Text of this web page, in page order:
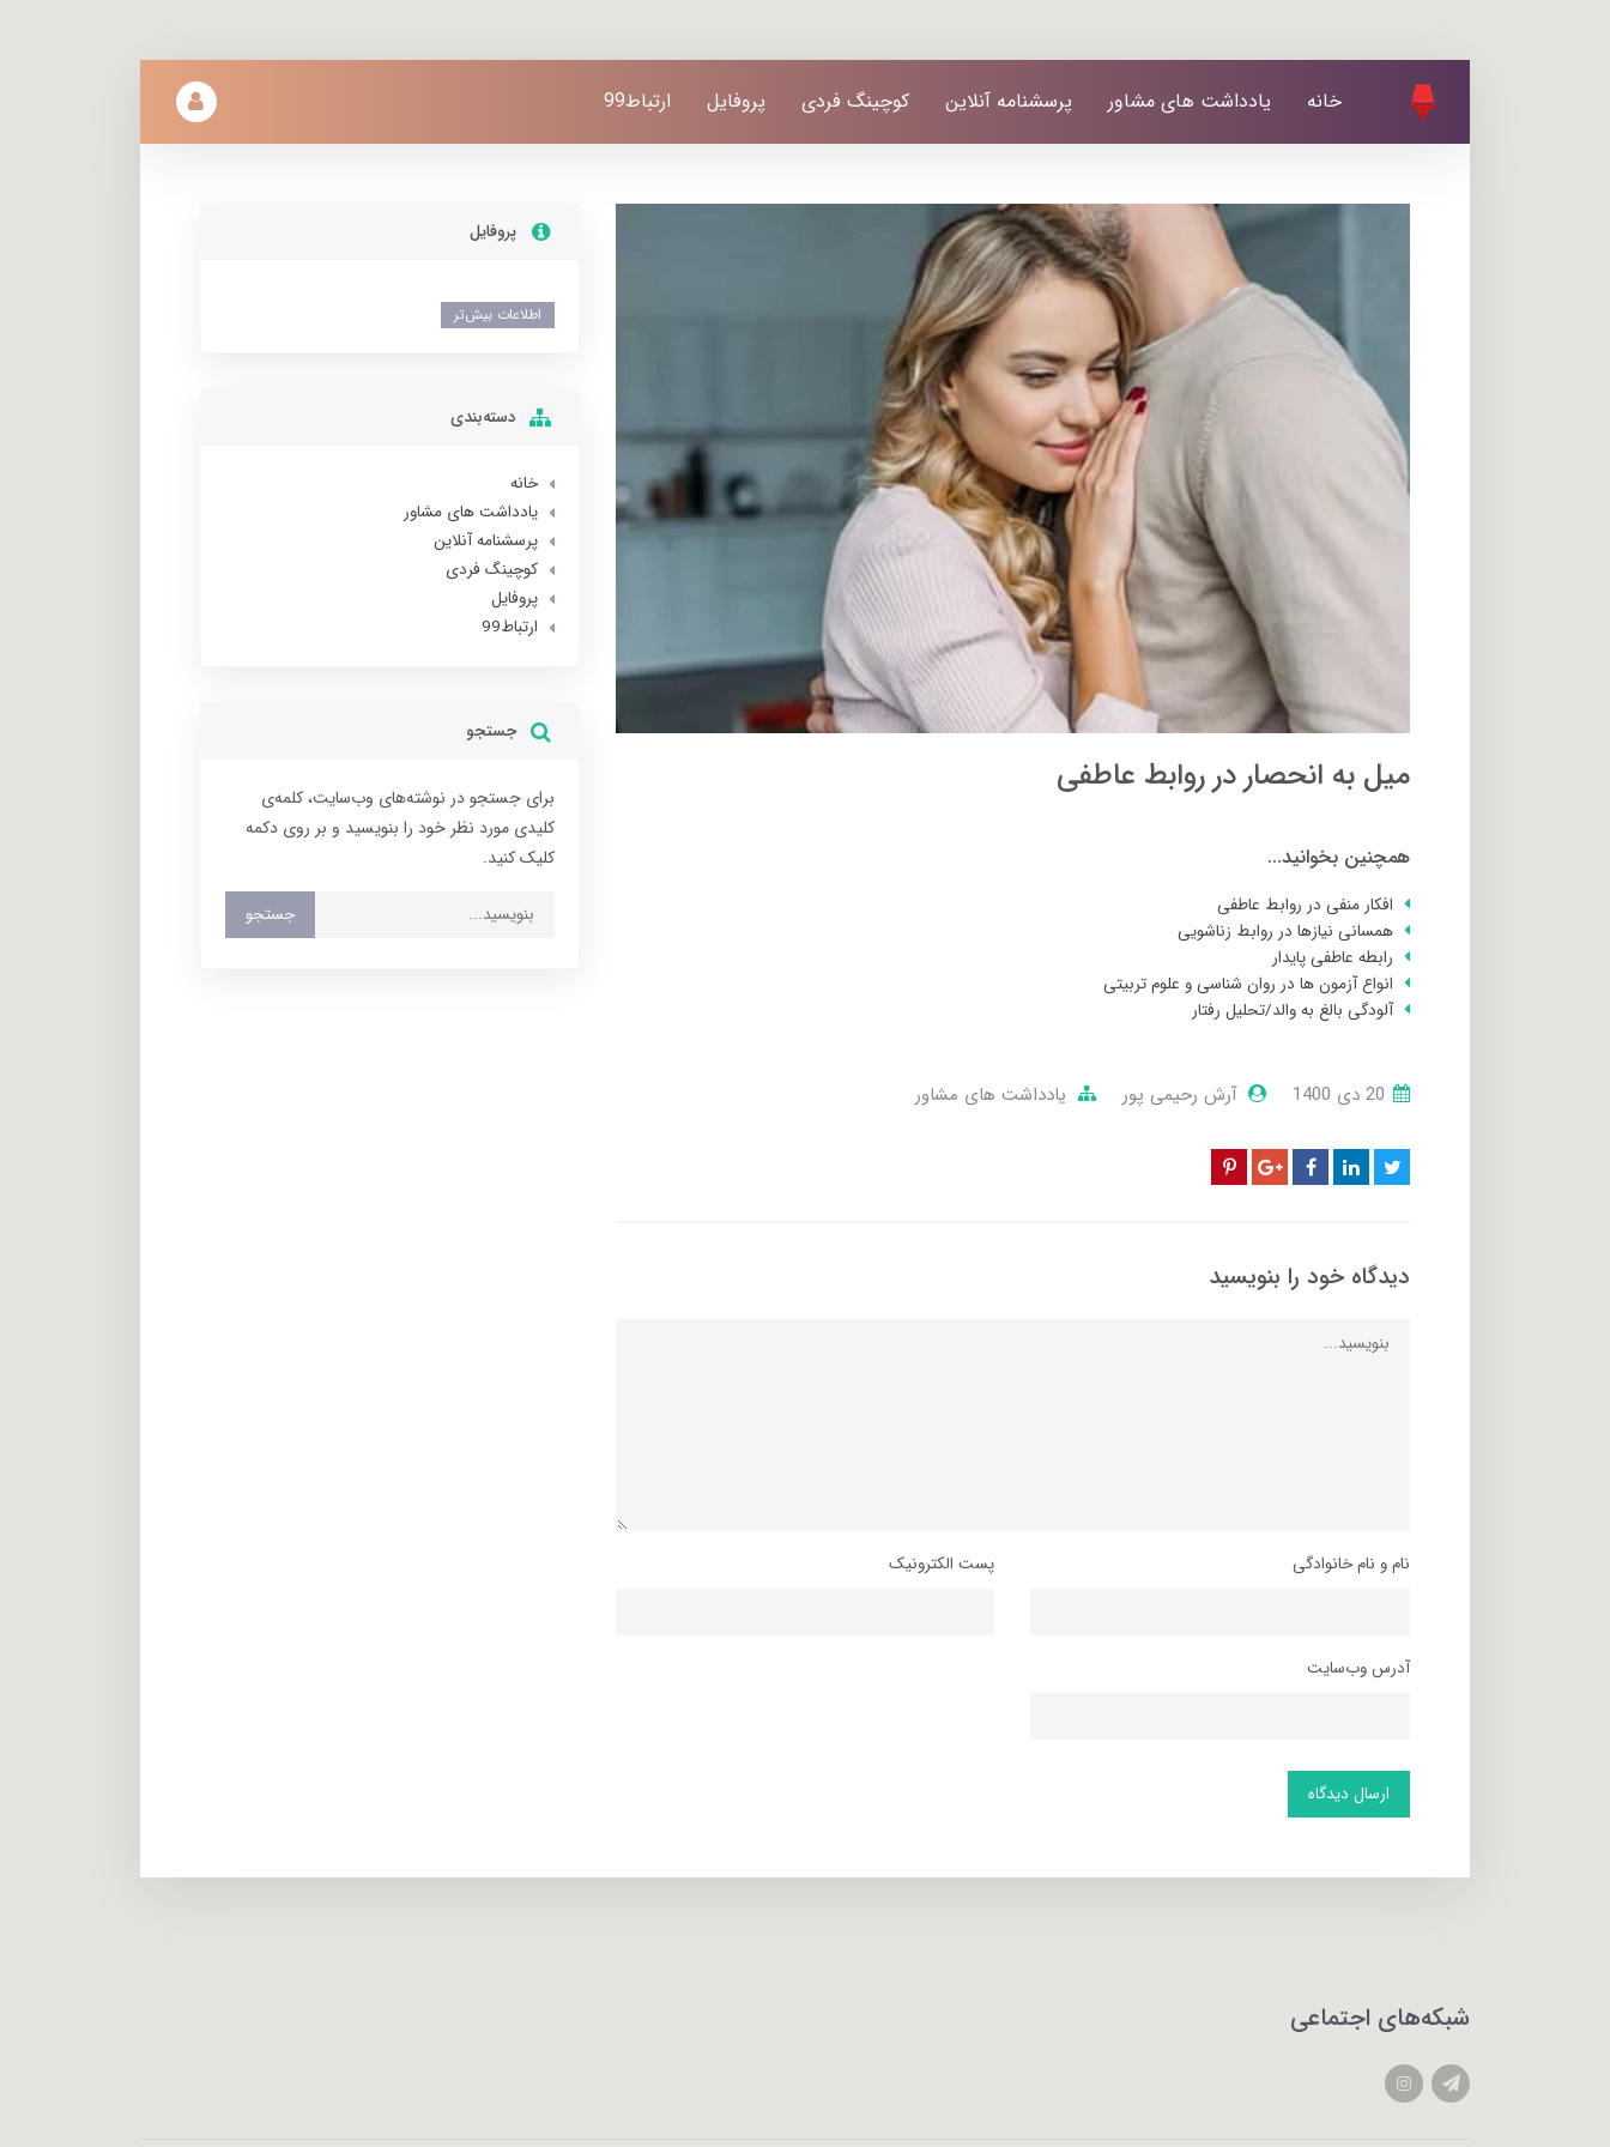
خانه یادداشت های مشاور پرسشنامه آنلاین کوچینگ فردی پروفایل ارتباط99
میل به انحصار در روابط عاطفی
همچنین بخوانید...
افکار منفی در روابط عاطفی
همسانی نیازها در روابط زناشویی
رابطه عاطفی پایدار
انواع آزمون ها در روان شناسی و علوم تربیتی
آلودگی بالغ به والد/تحلیل رفتار
آرش رحیمی پور یادداشت های مشاور
دیدگاه خود را بنویسید
نام و نام خانوادگی پست الکترونیک
آدرس وب‌سایت
ارسال دیدگاه
پروفایل
اطلاعات بیش‌تر
دسته‌بندی
خانه
یادداشت های مشاور
پرسشنامه آنلاین
کوچینگ فردی
پروفایل
ارتباط99
جستجو
برای جستجو در نوشته‌های وب‌سایت، کلمه‌ی
کلیدی مورد نظر خود را بنویسید و بر روی دکمه
کلیک کنید.
جستجو
شبکه‌های اجتماعی